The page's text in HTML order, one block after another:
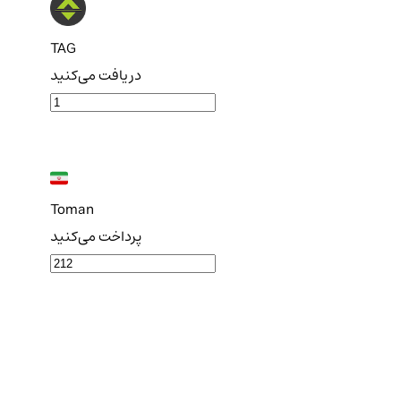
TAG
دریافت می‌کنید
Toman
پرداخت می‌کنید